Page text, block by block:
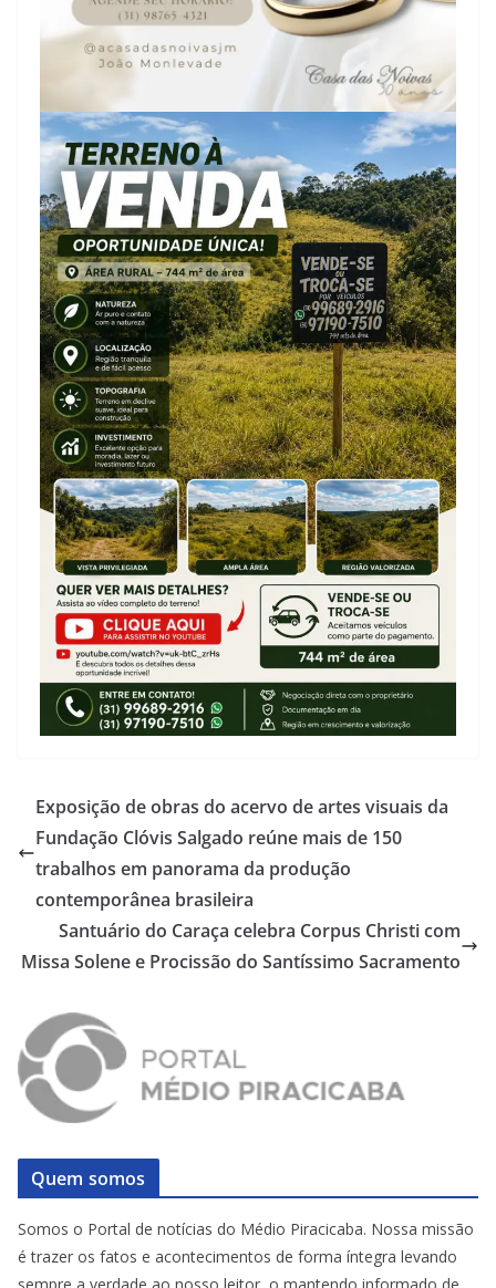
Exposição de obras do acervo de artes visuais da
Fundação Clóvis Salgado reúne mais de 150
trabalhos em panorama da produção
contemporânea brasileira
Santuário do Caraça celebra Corpus Christi com
Missa Solene e Procissão do Santíssimo Sacramento
Quem somos
Somos o Portal de notícias do Médio Piracicaba. Nossa missão
é trazer os fatos e acontecimentos de forma íntegra levando